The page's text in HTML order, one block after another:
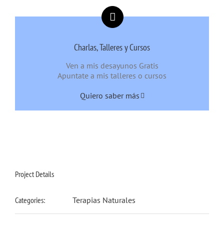
Charlas, Talleres y Cursos
Ven a mis desayunos Gratis
Apuntate a mis talleres o cursos
Quiero saber más
Project Details
Categories: Terapias Naturales